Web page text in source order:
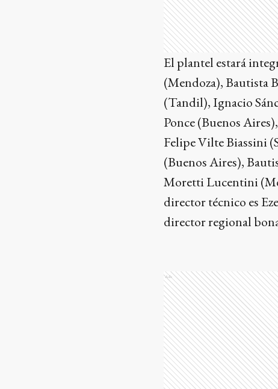
El plantel estará
(Mendoza), Bautista
(Tandil), Ignacio
Ponce (Buenos
Felipe Vilte Biassini
(Buenos Aires),
Moretti Lucentini
director técnico es
director regional
Ads